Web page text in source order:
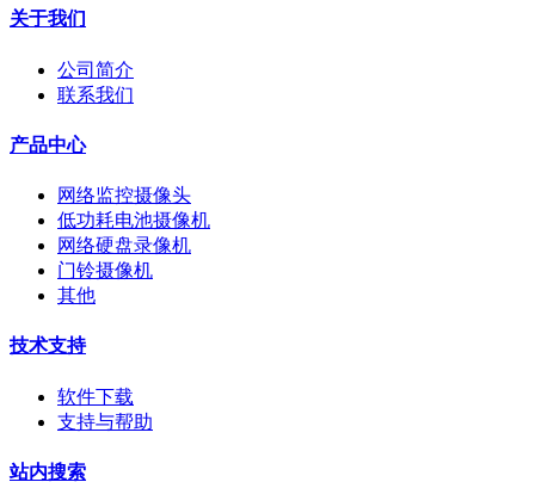
关于我们
公司简介
联系我们
产品中心
网络监控摄像头
低功耗电池摄像机
网络硬盘录像机
门铃摄像机
其他
技术支持
软件下载
支持与帮助
站内搜索